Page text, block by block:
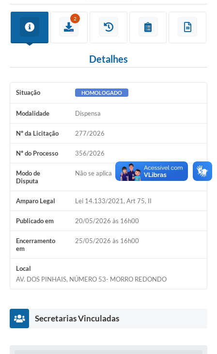
Ouvidoria
Transparência
Agenda
Acesso Rápido
Editais
Carta de Serviços
Arquivos para Download
Galeria de Vídeos
Projetos
Links
SIC
2
Detalhes
Situação HOMOLOGADO
Modalidade Dispensa
Nº da Licitação 277/2026
Nº do Processo 356/2026
Modo de
Disputa
Não se aplica
Amparo Legal Lei 14.133/2021, Art 75, II
Publicado em 20/05/2026 às 16h00
Encerramento
em
25/05/2026 às 16h00
Local
AV. DOS PINHAIS, NÚMERO 53- MORRO REDONDO
Secretarias Vinculadas